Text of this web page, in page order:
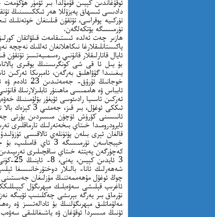
دادىسى ئىسھاق پەيزۇللا ھەر ئىككىسىنىڭ
تۈركىيە پوقراسى، تۇتقۇن قىلىنغان
تۈرمىسىگە يۆتكەلگەن.
ھازىر چەت ئەلدە ئىستىقامەت قىلۋاتقان
پاكىستانلىقلارغا نىكاھلانغان ئەللىك نەچچە
ئايال قاتارلىقلار قانۇنىي رەسمىيەتسىز تۇتقۇن
بۇ يىل ئا قى شى كونگرىسنىڭ يوقىرى
يىغىنىدا گۇۋاھلىق بەرگەن، ئامېرىكا ئەركىن
خوجانىڭ
ئابباس ۋە ھاممىسى ماھىنۇر ئابلىزلارنىڭ
ئايرودرومىدا خىتاي بىخەتەرلىك تارماقلىرى
خېيجاسەن تۈرمىسىگە 3
كەچۈرگەن پەيتتە خىتاي ساقچىلىرى تەرىپىدىن
3
چوڭ ئوغۇل مۇھەممەتنىڭ مۇزلىغان جەسىتىنى
ئاغرىپ قېلىشى سەۋەبلىك مېھرىگۈل
تۇرماق بىر يەرگە بېرىشى چەكلىنىپ ئۆيىگە
مەلۇماتلىق مېھرىگۈلنىڭ بۇ ئادالەتسىز ۋە
ئۇنىڭ مىسىردا ئوقۇغان ۋە ياشىغانلىقى